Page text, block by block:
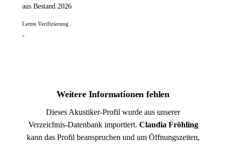
aus Bestand 2026
Letzte Verifizierung
-
Weitere Informationen fehlen
Dieses Akustiker-Profil wurde aus unserer
Verzeichnis-Datenbank importiert. Claudia Fröhling
kann das Profil beanspruchen und um Öffnungszeiten,